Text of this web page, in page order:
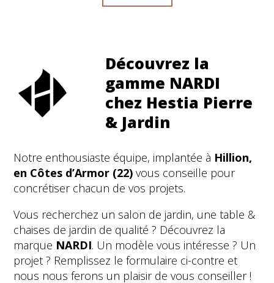
Découvrez la
gamme NARDI
chez Hestia Pierre
& Jardin
Notre enthousiaste équipe, implantée à Hillion,
en Côtes d’Armor (22) vous conseille pour
concrétiser chacun de vos projets.
Vous recherchez un salon de jardin, une table &
chaises de jardin de qualité ? Découvrez la
marque NARDI. Un modèle vous intéresse ? Un
projet ? Remplissez le formulaire ci-contre et
nous nous ferons un plaisir de vous conseiller !